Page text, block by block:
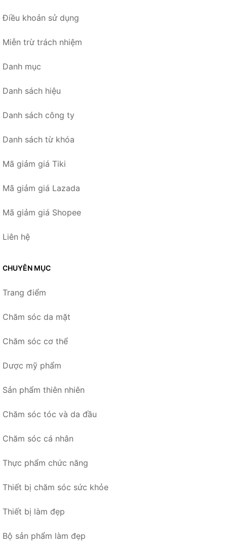
Điều khoản sử dụng
Miễn trừ trách nhiệm
Danh mục
Danh sách hiệu
Danh sách công ty
Danh sách từ khóa
Mã giảm giá Tiki
Mã giảm giá Lazada
Mã giảm giá Shopee
Liên hệ
CHUYÊN MỤC
Trang điểm
Chăm sóc da mặt
Chăm sóc cơ thể
Dược mỹ phẩm
Sản phẩm thiên nhiên
Chăm sóc tóc và da đầu
Chăm sóc cá nhân
Thực phẩm chức năng
Thiết bị chăm sóc sức khỏe
Thiết bị làm đẹp
Bộ sản phẩm làm đẹp